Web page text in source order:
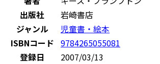
出版社
岩崎書店
ジャンル
児童書・絵本
ISBNコード 9784265055081
登録日
2007/03/13